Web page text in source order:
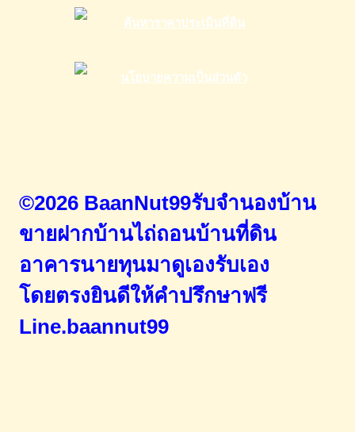
©2026 BaanNut99รับจำนองบ้าน
ขายฝากบ้านไถ่ถอนบ้านที่ดิน
อาคารนายทุนมาดูเองรับเอง
โดยตรงยินดีให้คำปรึกษาฟรี
Line.baannut99